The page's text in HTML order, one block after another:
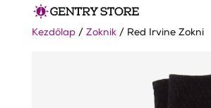
Kezdőlap/ Zoknik/ Red Irvine Zokni